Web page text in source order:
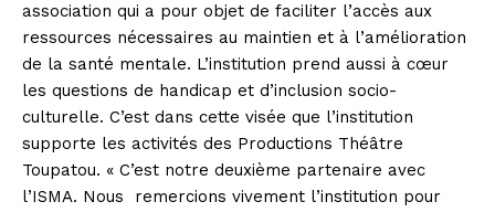
association qui a pour objet de faciliter l’accès aux
ressources nécessaires au maintien et à l’amélioration
de la santé mentale. L’institution prend aussi à cœur
les questions de handicap et d’inclusion socio-
culturelle. C’est dans cette visée que l’institution
supporte les activités des Productions Théâtre
Toupatou. « C’est notre deuxième partenaire avec
l’ISMA. Nous
remercions vivement l’institution pour